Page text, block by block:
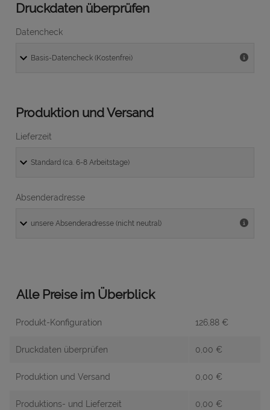
Druckdaten überprüfen
Datencheck
Produktion und Versand
Lieferzeit
Absenderadresse
Alle Preise im Überblick
Produkt-Konfiguration 126,88 €
Druckdaten überprüfen 0,00 €
Produktion und Versand 0,00 €
Produktions- und Lieferzeit 0,00 €